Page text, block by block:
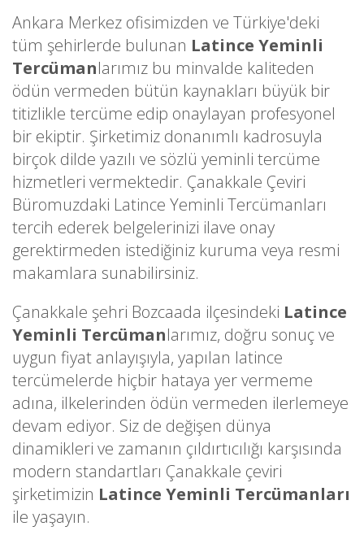
Ankara Merkez ofisimizden ve Türkiye'deki
tüm şehirlerde bulunan Latince Yeminli
Tercümanlarımız bu minvalde kaliteden
ödün vermeden bütün kaynakları büyük bir
titizlikle tercüme edip onaylayan profesyonel
bir ekiptir. Şirketimiz donanımlı kadrosuyla
birçok dilde yazılı ve sözlü yeminli tercüme
hizmetleri vermektedir. Çanakkale Çeviri
Büromuzdaki Latince Yeminli Tercümanları
tercih ederek belgelerinizi ilave onay
gerektirmeden istediğiniz kuruma veya resmi
makamlara sunabilirsiniz.
Çanakkale şehri Bozcaada ilçesindeki Latince
Yeminli Tercümanlarımız, doğru sonuç ve
uygun fiyat anlayışıyla, yapılan latince
tercümelerde hiçbir hataya yer vermeme
adına, ilkelerinden ödün vermeden ilerlemeye
devam ediyor. Siz de değişen dünya
dinamikleri ve zamanın çıldırtıcılığı karşısında
modern standartları Çanakkale çeviri
şirketimizin Latince Yeminli Tercümanları
ile yaşayın.